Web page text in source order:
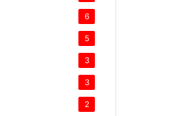
6
5
3
3
2